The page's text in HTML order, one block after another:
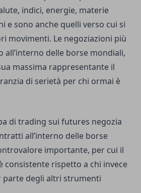
indici, energie, materie
e sono anche quelli verso cui si
movimenti. Le negoziazioni più
delle borse mondiali,
massima rappresentante il
di serietà per chi ormai è
di trading sui futures negozia
all’interno delle borse
importante, per cui il
consistente rispetto a chi invece
parte degli altri strumenti